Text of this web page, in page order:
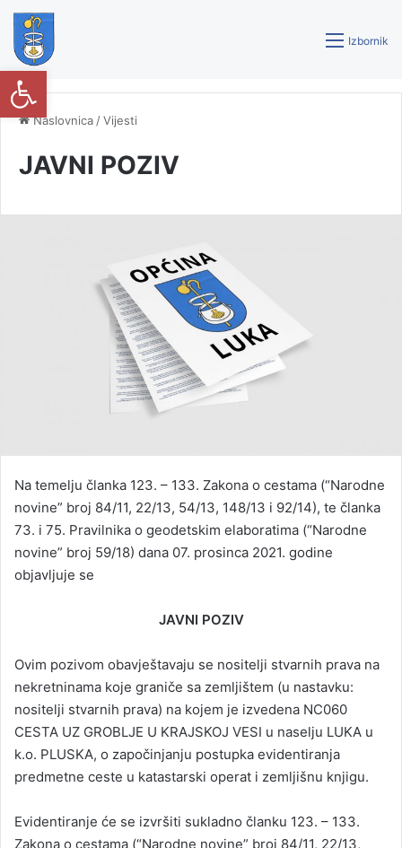
Izbornik
Naslovnica /Vijesti
JAVNI POZIV
Na temelju članka 123. – 133. Zakona o cestama (“Narodne
novine” broj 84/11, 22/13, 54/13, 148/13 i 92/14), te članka
73. i 75. Pravilnika o geodetskim elaboratima (“Narodne
novine” broj 59/18) dana 07. prosinca 2021. godine
objavljuje se
JAVNI POZIV
Ovim pozivom obavještavaju se nositelji stvarnih prava na
nekretninama koje graniče sa zemljištem (u nastavku:
nositelji stvarnih prava) na kojem je izvedena NC060
CESTA UZ GROBLJE U KRAJSKOJ VESI u naselju LUKA u
k.o. PLUSKA, o započinjanju postupka evidentiranja
predmetne ceste u katastarski operat i zemljišnu knjigu.
Evidentiranje će se izvršiti sukladno članku 123. – 133.
Zakona o cestama (“Narodne novine” broj 84/11, 22/13,
Open toolbar